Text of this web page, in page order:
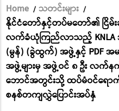
Breadcrumb
Home / သတင်းများ /
နိုင်ငံတော်နှင့်တပ်မတော်၏ ငြိမ်းခ
လက်ခံယုံကြည်လာသည့် KNLA အဖွဲ့
(မွန်) (ခွဲထွက်) အဖွဲ့နှင့် PDF
အဖွဲ့များမှ အဖွဲ့ဝင် ၈ ဦး လက်န
ဘောင်အတွင်းသို့ ထပ်မံဝင်ရော
စနစ်တကျလွှဲပြောင်းအပ်နှံ